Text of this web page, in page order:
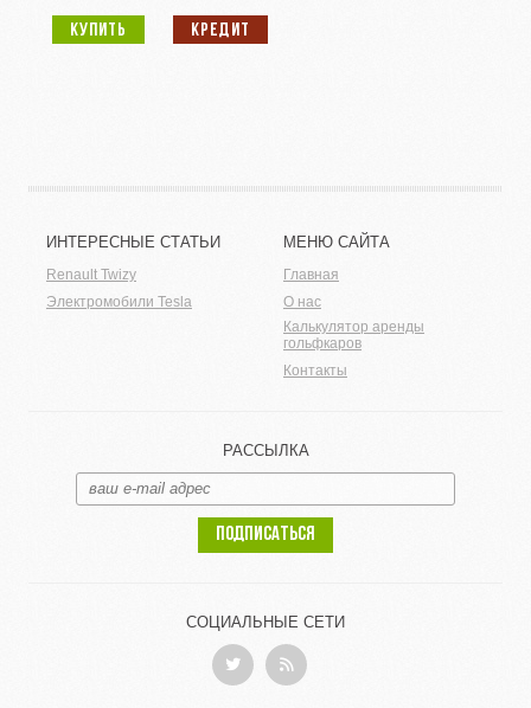
КУПИТЬ КРЕДИТ
ИНТЕРЕСНЫЕ СТАТЬИ
Renault Twizy
Электромобили Tesla
МЕНЮ САЙТА
Главная
О нас
Калькулятор аренды
гольфкаров
Контакты
РАССЫЛКА
ПОДПИСАТЬСЯ
СОЦИАЛЬНЫЕ СЕТИ